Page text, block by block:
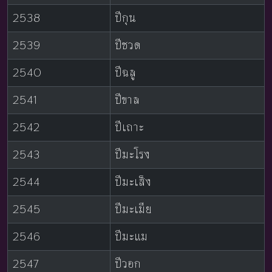
2538
ปีกุน
2539
ปีชวด
2540
ปีฉลู
2541
ปีขาล
2542
ปีเถาะ
2543
ปีมะโรง
2544
ปีมะเส็ง
2545
ปีมะเมีย
2546
ปีมะแม
2547
ปีวอก